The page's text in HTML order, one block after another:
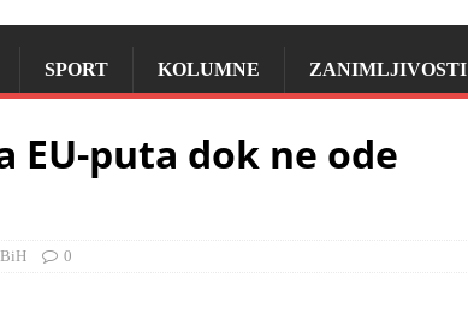
SPORT KOLUMNE ZANIMLJIVOSTI
EU-puta dok ne ode
BiH 0